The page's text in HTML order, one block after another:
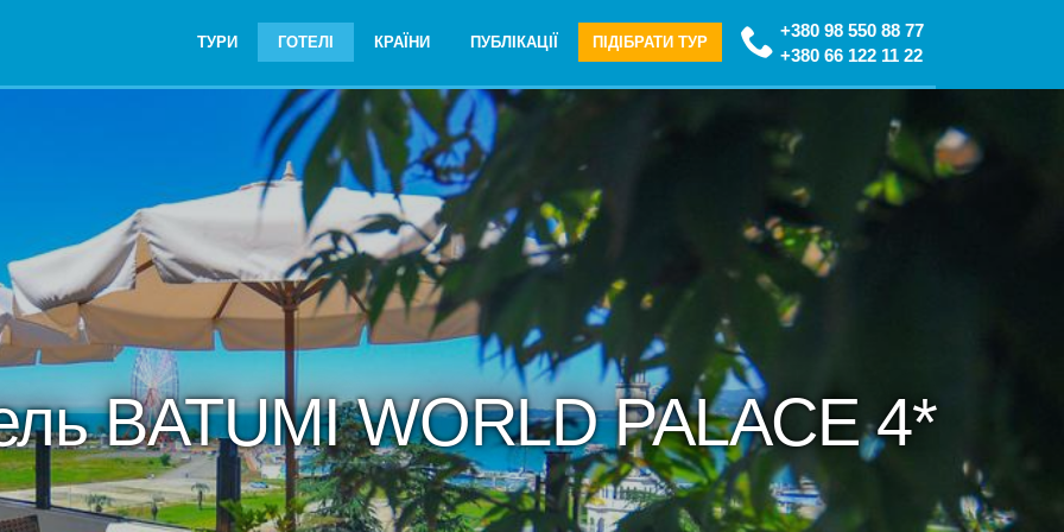
+380 98 550 88 77
+380 66 122 11 22
ТУРИ ГОТЕЛІ КРАЇНИ ПУБЛІКАЦІЇ ПІДІБРАТИ ТУР
BATUMI WORLD PALACE 4*